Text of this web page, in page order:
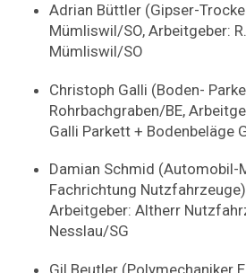
Adrian Büttler (Gipser-
Mümliswil/SO, Arbeitgeber:
Mümliswil/SO
Christoph Galli (Boden-
Rohrbachgraben/BE,
Galli Parkett + Bodenbeläge
Damian Schmid (Automobil-
Fachrichtung
Arbeitgeber: Altherr
Nesslau/SG